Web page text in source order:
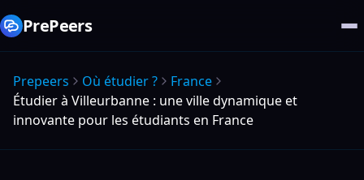
PrePeers
Prepeers Où étudier ?
France
Étudier à Villeurbanne : une ville dynamique et
innovante pour les étudiants en France